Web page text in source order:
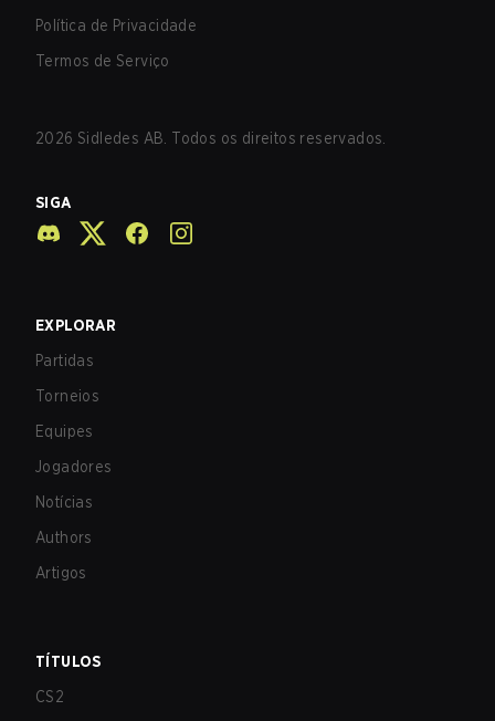
Política de Privacidade
Termos de Serviço
2026 Sidledes AB. Todos os direitos reservados.
SIGA
EXPLORAR
Partidas
Torneios
Equipes
Jogadores
Notícias
Authors
Artigos
TÍTULOS
CS2